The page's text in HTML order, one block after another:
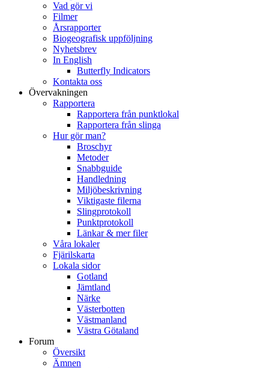
Vad gör vi
Filmer
Årsrapporter
Biogeografisk uppföljning
Nyhetsbrev
In English
Butterfly Indicators
Kontakta oss
Övervakningen
Rapportera
Rapportera från punktlokal
Rapportera från slinga
Hur gör man?
Broschyr
Metoder
Snabbguide
Handledning
Miljöbeskrivning
Viktigaste filerna
Slingprotokoll
Punktprotokoll
Länkar & mer filer
Våra lokaler
Fjärilskarta
Lokala sidor
Gotland
Jämtland
Närke
Västerbotten
Västmanland
Västra Götaland
Forum
Översikt
Ämnen